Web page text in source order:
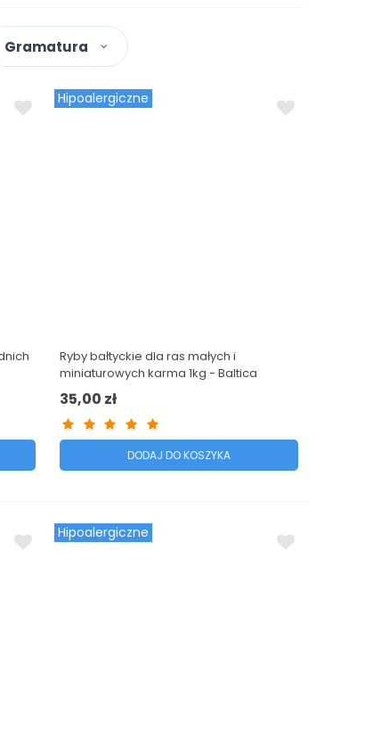
Gramatura
Hipoalergiczne
Ryby bałtyckie dla ras małych i
miniaturowych karma 1kg - Baltica
Excellent
35,00 zł
DODAJ DO KOSZYKA
Hipoalergiczne